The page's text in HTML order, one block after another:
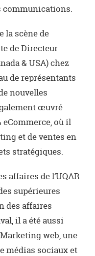
communications.
la scène de
de Directeur
& USA) chez
de représentants
nouvelles
œuvré
où il
et de ventes en
stratégiques.
affaires de l’UQAR
supérieures
des affaires
il a été aussi
web, une
médias sociaux et